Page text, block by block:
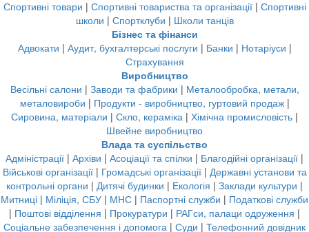
Спортивні товари | Спортивні товариства та організації| Спортивні
школи | Спортклуби | Школи танців
Бізнес та фінанси
Адвокати | Аудит, бухгалтерські послуги | Банки | Нотаріуси |
Страхування
Виробництво
Весільні салони | Заводи та фабрики | Металообробка, метали,
металовироби | Продукти - виробництво, гуртовий продаж|
Сировина, матеріали | Скло, кераміка | Хімічна промисловість |
Швейне виробництво
Влада та суспільство
Адміністрації | Архіви | Асоціації та спілки | Благодійні організації |
Військові організації| Громадські організації| Державні установи та
контрольні органи | Дитячі будинки | Екологія | Заклади культури |
Митниці | Міліція, СБУ | МНС | Паспортні служби | Податкові служби
| Поштові відділення | Прокуратури | РАГси, палаци одруження |
Соціальне забезпечення і допомога | Суди | Телефонний довідник